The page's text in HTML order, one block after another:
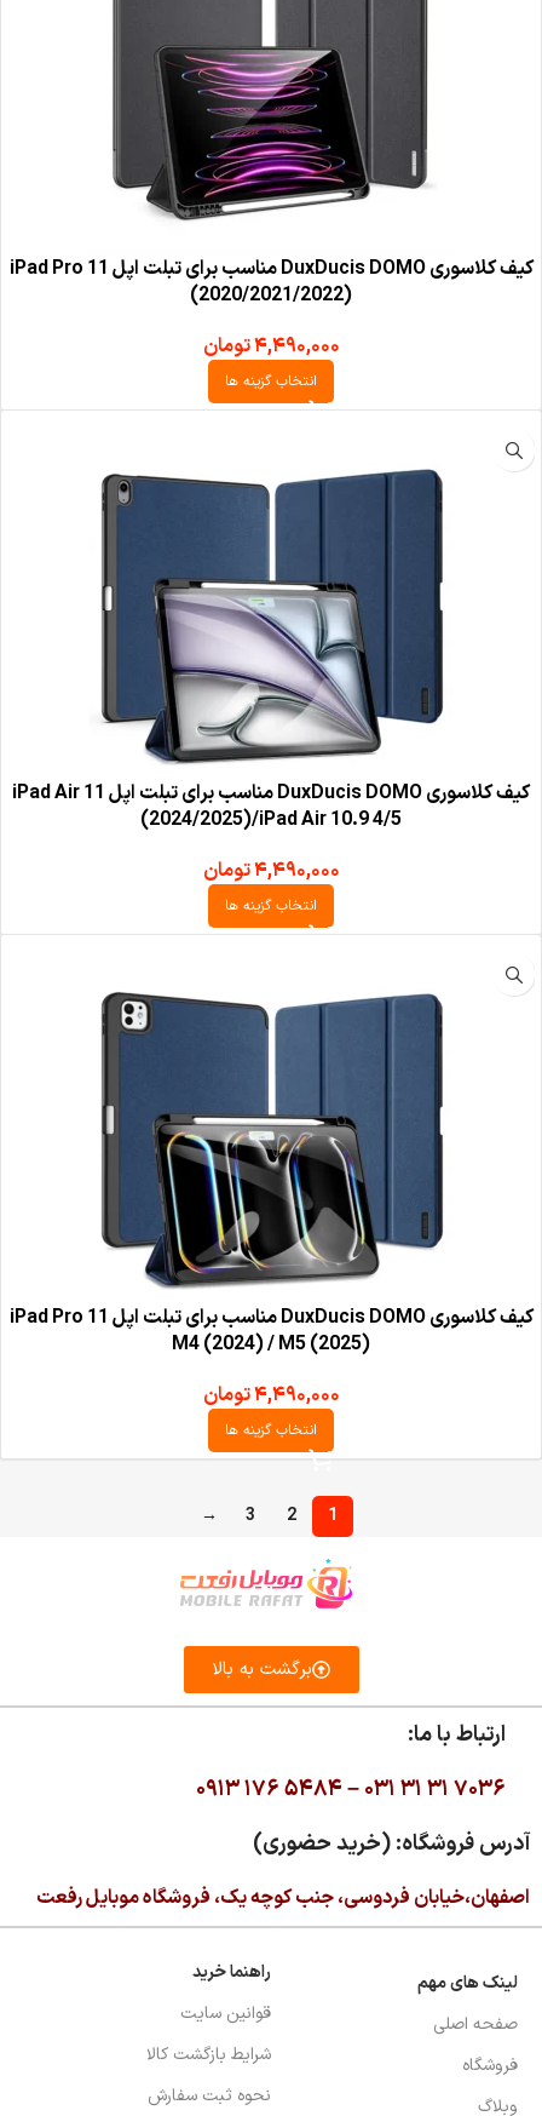
کیف کلاسوری DuxDucis DOMO مناسب برای تبلت اپل iPad Pro 11
(2020/2021/2022)
۴,۴۹۰,۰۰۰تومان
انتخاب گزینه ها
کیف کلاسوری DuxDucis DOMO مناسب برای تبلت اپل iPad Air 11
(2024/2025)/iPad Air 10.9 4/5
۴,۴۹۰,۰۰۰تومان
انتخاب گزینه ها
کیف کلاسوری DuxDucis DOMO مناسب برای تبلت اپل iPad Pro 11
M4 (2024) / M5 (2025)
۴,۴۹۰,۰۰۰تومان
انتخاب گزینه ها
1
2
3
→
برگشت به بالا
ارتباط با ما:
۰۹۱۳ ۱۷۶ ۵۴۸۴ –۰۳۱ ۳۱ ۳۱ ۷۰۳۶
آدرس فروشگاه: (خرید حضوری)
اصفهان،خیابان فردوسی، جنب کوچه یک، فروشگاه موبایل رفعت
لینک های مهم
صفحه اصلی
فروشگاه
وبلاگ
راهنما خرید
قوانین سایت
شرایط بازگشت کالا
نحوه ثبت سفارش